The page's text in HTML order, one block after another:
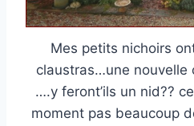
Mes petits nichoirs
claustras…une nouvelle
….y feront’ils un nid??
moment pas beaucoup